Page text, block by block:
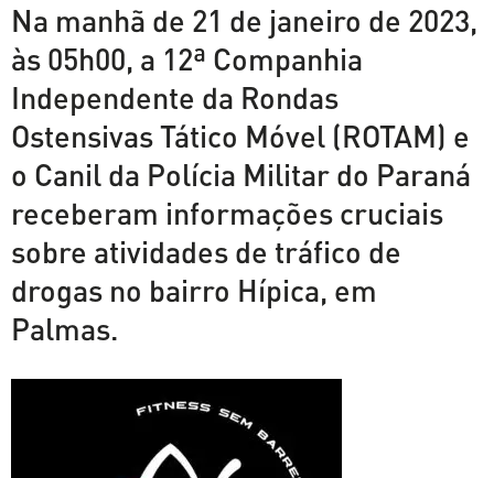
Na manhã de 21 de janeiro de 2023,
às 05h00, a 12ª Companhia
Independente da Rondas
Ostensivas Tático Móvel (ROTAM) e
o Canil da Polícia Militar do Paraná
receberam informações cruciais
sobre atividades de tráfico de
drogas no bairro Hípica, em
Palmas.